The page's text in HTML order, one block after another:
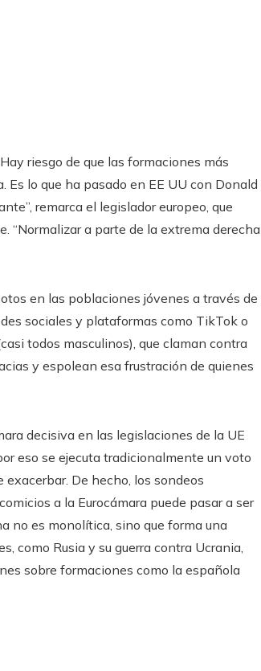
riesgo de que las formaciones más
lo que ha pasado en EE UU con Donald
remarca el legislador europeo, que
“Normalizar a parte de la extrema derecha
en las poblaciones jóvenes a través de
sociales y plataformas como TikTok o
todos masculinos), que claman contra
y espolean esa frustración de quienes
decisiva en las legislaciones de la UE
eso se ejecuta tradicionalmente un voto
De hecho, los sondeos
a la Eurocámara puede pasar a ser
no es monolítica, sino que forma una
como Rusia y su guerra contra Ucrania,
sobre formaciones como la española